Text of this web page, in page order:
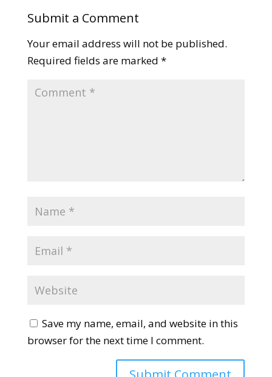
Submit a Comment
Your email address will not be published.
Required fields are marked *
Save my name, email, and website in this
browser for the next time I comment.